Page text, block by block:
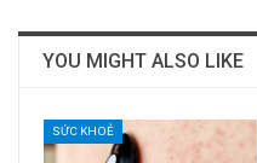
YOU MIGHT ALSO LIKE
SỨC KHOẺ